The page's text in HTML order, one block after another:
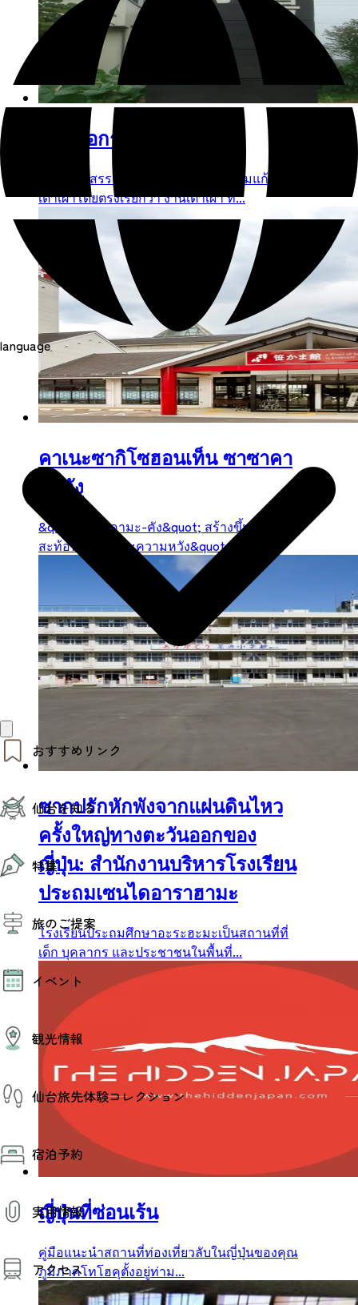
language
おすすめリンク
モデルコース
エリアガイド
お知らせ
お得なチケット
仙台を知る
仙台の魅力
エリアガイド
復興に向けて
仙台観光PR動画ライブラリー
仙台から行く東北周遊旅
伝統的工芸品
特集
特集
夜時間トピックス
旅のご提案
モデルコース
AIおまかせコース
オリジナルプラン
みんなの旅行記
イベント
イベント情報
その他イベント情報（音楽・展示会）
スポーツ情報
コンベンション情報
観光情報
観光スポット
温泉
美味いもの
季節のイベント
プロスポーツチーム・プロオーケストラ
仙台の銘品
仙台夜時間
宿泊施設
仙台観光マップ
仙台旅先体験コレクション
仙台旅先体験コレクション
体験プログラム検索（予約）
体験事業者からのお知らせ
体験事業者
宿泊予約
実用情報
観光案内
お役立ち情報
観光アプリ
アクセス
สตูดิโอกระจกฮาตูกิ
การสร้างสรรค์งานศิลปะโดยการหลอมแก้วด้วย
เตาเผาโดยตรงเรียกว่า งานเตาเผา ที...
คาเนะซากิโซฮอนเท็น ซาซาคา
มะคัง
&quot;ซาซาคามะ-คัง&quot; สร้างขึ้นเพื่อ
สะท้อนถึง &quot;ความหวัง&quot; แล...
ซากปรักหักพังจากแผ่นดินไหว
ครั้งใหญ่ทางตะวันออกของ
ญี่ปุ่น: สำนักงานบริหารโรงเรียน
ประถมเซนไดอาราฮามะ
โรงเรียนประถมศึกษาอะระฮะมะเป็นสถานที่ที่
เด็ก บุคลากร และประชาชนในพื้นที่...
ญี่ปุ่นที่ซ่อนเร้น
คู่มือแนะนำสถานที่ท่องเที่ยวลับในญี่ปุ่นของคุณ
ภูมิภาคโทโฮคุตั้งอยู่ท่าม...